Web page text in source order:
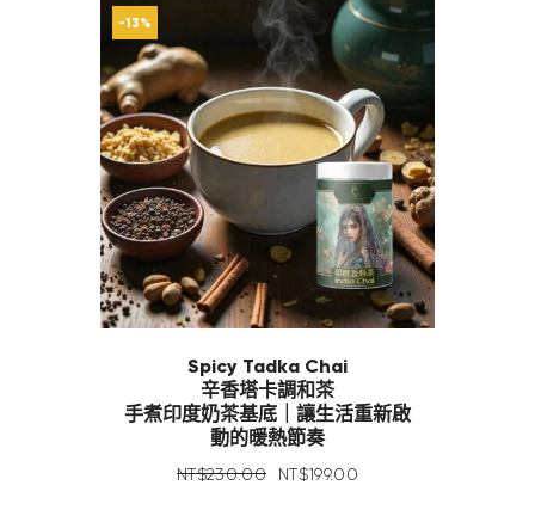
-13%
Spicy Tadka Chai
辛香塔卡調和茶
手煮印度奶茶基底｜讓生活重新啟
動的暖熱節奏
NT$230.00 NT$199.00